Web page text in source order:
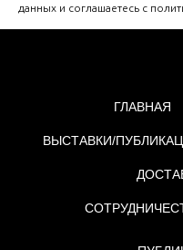
данных и соглашаетесь c
ГЛАВНАЯ
ВЫСТАВКИ/